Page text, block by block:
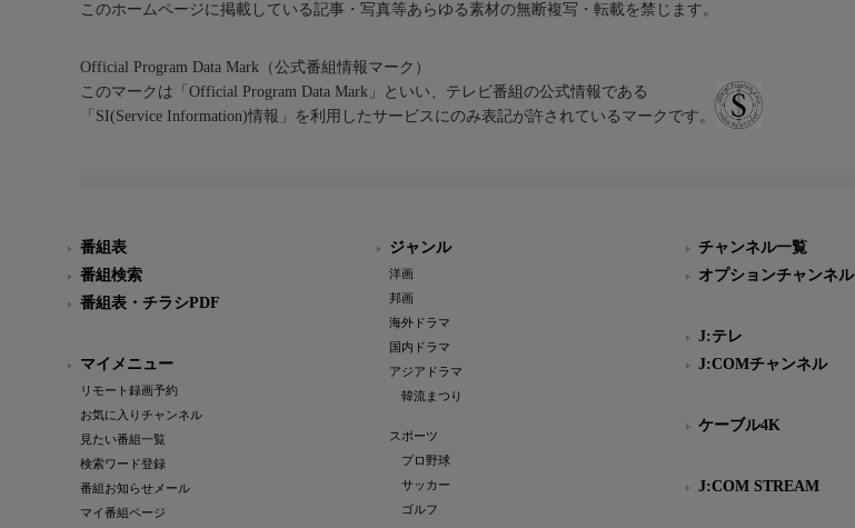
このホームページに掲載している記事・写真等あらゆる素材の無断複写・転載を禁じます。
Official Program Data Mark（公式番組情報マーク）
このマークは「Official Program Data Mark」といい、テレビ番組の公式情報である
「SI(Service Information)情報」を利用したサービスにのみ表記が許されているマークです。
番組表
番組検索
番組表・チラシPDF
マイメニュー
リモート録画予約
お気に入りチャンネル
見たい番組一覧
検索ワード登録
番組お知らせメール
マイ番組ページ
ジャンル
洋画
邦画
海外ドラマ
国内ドラマ
アジアドラマ
韓流まつり
スポーツ
プロ野球
サッカー
ゴルフ
チャンネル一覧
オプションチャンネル
J:テレ
J:COMチャンネル
ケーブル4K
J:COM STREAM